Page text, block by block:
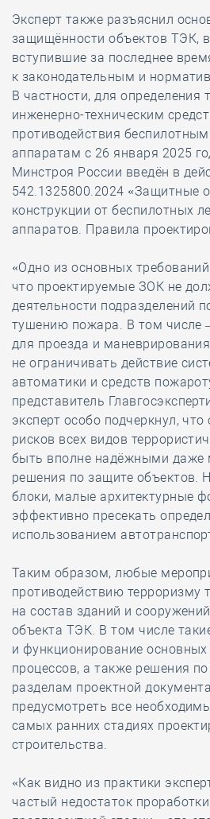
Эксперт также разъяснил
защищённости объектов ТЭК,
вступившие за последнее
к законодательным и
В частности, для определения
инженерно-техническим
противодействия
аппаратам с 26 января 2025
Минстроя России введён в
542.1325800.2024 «Защитные
конструкции от беспилотных
аппаратов. Правила
«Одно из основных
что проектируемые ЗОК не
деятельности подразделений
тушению пожара. В том числе
для проезда и
не ограничивать действие
автоматики и средств
представитель
эксперт особо подчеркнул,
рисков всех видов
быть вполне надёжными
решения по защите объектов.
блоки, малые архитектурные
эффективно пресекать
использованием
Таким образом, любые
противодействию терроризму
на состав зданий и
объекта ТЭК. В том числе
и функционирование основных
процессов, а также решения
разделам проектной
предусмотреть все
самых ранних стадиях
строительства.
«Как видно из практики
частый недостаток